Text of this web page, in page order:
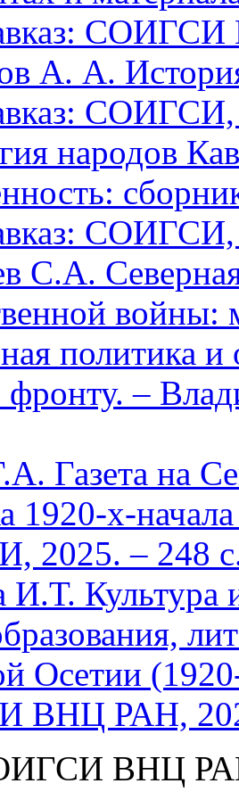
А. А.
СОИГСИ,
народов
СОИГСИ,
С.А.
войны:
политика
–
Газета на
1920-х-
2025. – 248
И.Т. Культура
Осетии
ВНЦ РАН,
ВНЦ РАН